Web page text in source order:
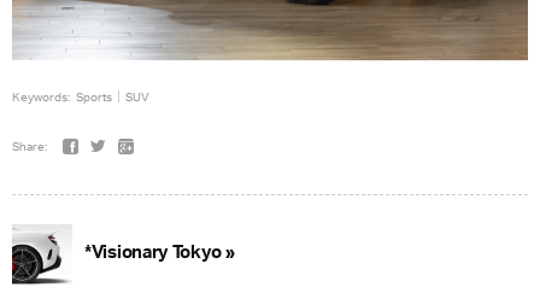
Keywords: Sports SUV
Share:
*Visionary Tokyo »